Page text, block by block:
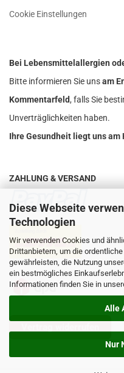
Diese Webseite
Technologien
Wir verwenden Cookies und
Drittanbietern, um die
gewährleisten, die Nutzung
ein bestmögliches
Informationen finden Sie in
Alle
Nur
Cookie Einstellungen
Bei Lebensmittelallergien
Bitte informieren Sie unsam
Kommentarfeld, falls Sie
Unverträglichkeiten haben.
Ihre Gesundheit liegt uns am
ZAHLUNG & VERSAND